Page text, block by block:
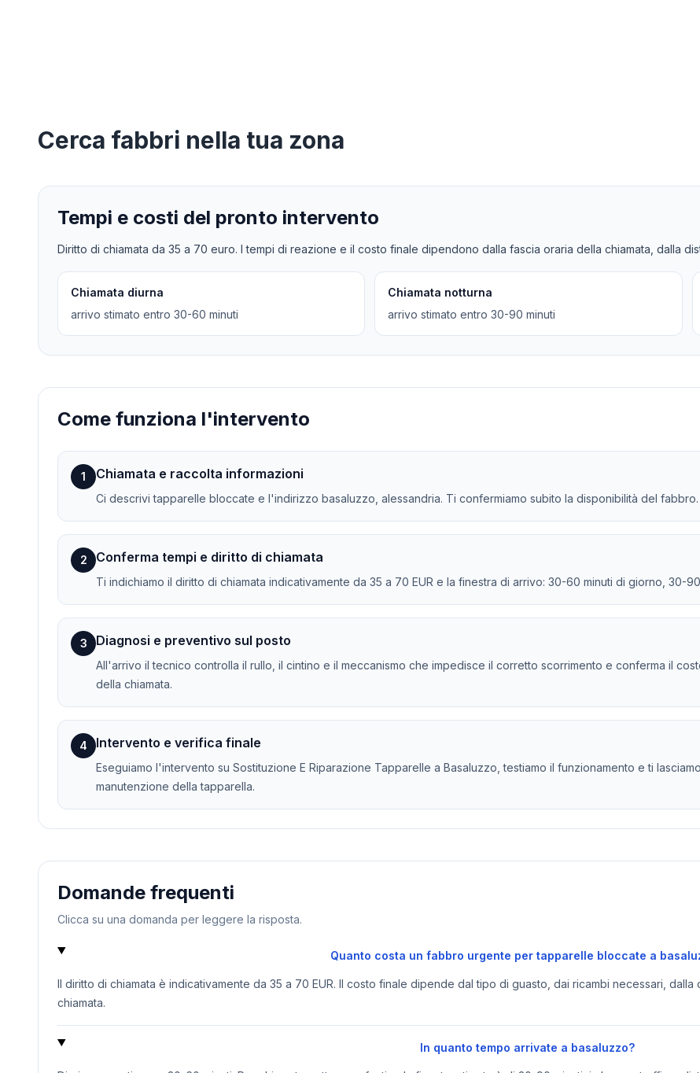
Cerca fabbri nella tua zona
Tempi e costi del pronto intervento
Diritto di chiamata da 35 a 70 euro. I tempi di reazione e il costo finale dipendono dalla fascia oraria della chiamata, dalla
Chiamata diurna
arrivo stimato entro 30-60 minuti
Chiamata notturna
arrivo stimato entro 30-90 minuti
Come funziona l'intervento
1 Chiamata e raccolta informazioni
Ci descrivi tapparelle bloccate e l'indirizzo basaluzzo, alessandria. Ti confermiamo subito la disponibilità del fabbro.
2 Conferma tempi e diritto di chiamata
Ti indichiamo il diritto di chiamata indicativamente da 35 a 70 EUR e la finestra di arrivo: 30-60 minuti di giorno, 30-
3 Diagnosi e preventivo sul posto
All'arrivo il tecnico controlla il rullo, il cintino e il meccanismo che impedisce il corretto scorrimento e conferma il
della chiamata.
4 Intervento e verifica finale
Eseguiamo l'intervento su Sostituzione E Riparazione Tapparelle a Basaluzzo, testiamo il funzionamento e ti
manutenzione della tapparella.
Domande frequenti
Clicca su una domanda per leggere la risposta.
Quanto costa un fabbro urgente per tapparelle bloccate a
Il diritto di chiamata è indicativamente da 35 a 70 EUR. Il costo finale dipende dal tipo di guasto, dai ricambi necessari,
chiamata.
In quanto tempo arrivate a basaluzzo?